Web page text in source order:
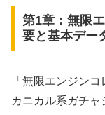
第1章：無限
要と基本デー
「無限エンジン
カニカル系ガチ